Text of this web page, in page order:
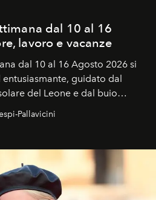
dal 10 al 16
lavoro e vacanze
dal 10 al 16 Agosto 2026 si
guidato dal
del Leone e dal buio
in Leone del 12 agosto,
Pallavicini